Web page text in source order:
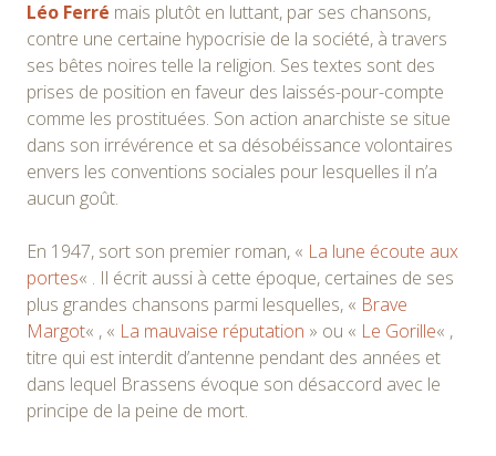
Léo Ferré mais plutôt en luttant, par ses chansons,
contre une certaine hypocrisie de la société, à travers
ses bêtes noires telle la religion. Ses textes sont des
prises de position en faveur des laissés-pour-compte
comme les prostituées. Son action anarchiste se situe
dans son irrévérence et sa désobéissance volontaires
envers les conventions sociales pour lesquelles il n’a
aucun goût.
En 1947, sort son premier roman, « La lune écoute aux
portes« . Il écrit aussi à cette époque, certaines de ses
plus grandes chansons parmi lesquelles, « Brave
Margot« , « La mauvaise réputation » ou « Le Gorille« ,
titre qui est interdit d’antenne pendant des années et
dans lequel Brassens évoque son désaccord avec le
principe de la peine de mort.